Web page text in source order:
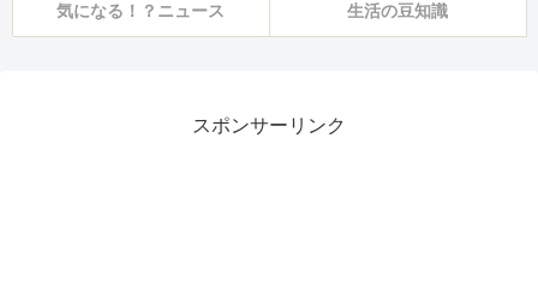
気になる！？ニュース 生活の豆知識
スポンサーリンク